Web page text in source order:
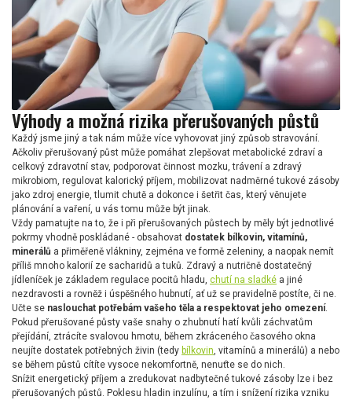
Výhody a možná rizika přerušovaných půstů
Každý jsme jiný a tak nám může více vyhovovat jiný způsob stravování.
Ačkoliv přerušovaný půst může pomáhat zlepšovat metabolické zdraví a
celkový zdravotní stav, podporovat činnost mozku, trávení a zdravý
mikrobiom, regulovat kalorický příjem, mobilizovat nadměrné tukové zásoby
jako zdroj energie, tlumit chutě a dokonce i šetřit čas, který věnujete
plánování a vaření, u vás tomu může být jinak.
Vždy pamatujte na to, že i při přerušovaných půstech by měly být jednotlivé
pokrmy vhodně poskládané - obsahovat dostatek bílkovin, vitamínů,
minerálů a přiměřeně vlákniny, zejména ve formě zeleniny, a naopak nemít
příliš mnoho kalorií ze sacharidů a tuků. Zdravý a nutričně dostatečný
jídleníček je základem regulace pocitů hladu, chutí na sladké a jiné
nezdravosti a rovněž i úspěšného hubnutí, ať už se pravidelně postíte, či ne.
Učte se naslouchat potřebám vašeho těla a respektovat jeho omezení.
Pokud přerušované půsty vaše snahy o zhubnutí hatí kvůli záchvatům
přejídání, ztrácíte svalovou hmotu, během zkráceného časového okna
neujíte dostatek potřebných živin (tedy bílkovin, vitamínů a minerálů) a nebo
se během půstů cítíte vysoce nekomfortně, nenuťte se do nich.
Snížit energetický příjem a zredukovat nadbytečné tukové zásoby lze i bez
přerušovaných půstů. Poklesu hladin inzulínu, a tím i snížení rizika vzniku